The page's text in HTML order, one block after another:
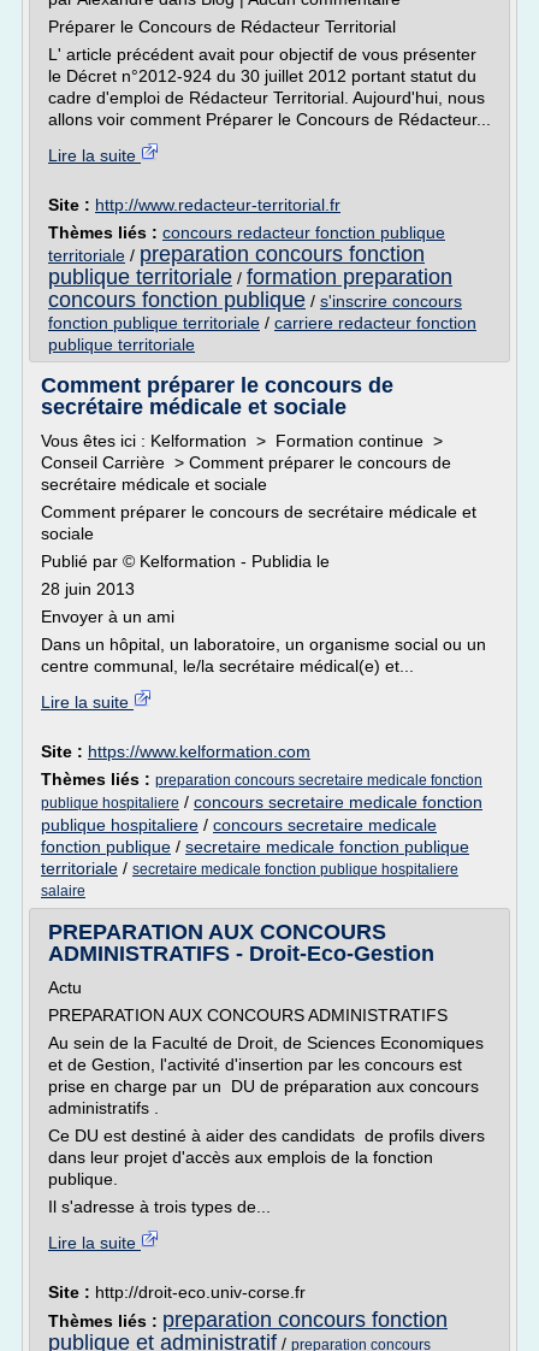
Préparer le Concours de Rédacteur Territorial
L' article précédent avait pour objectif de vous présenter
le Décret n°2012-924 du 30 juillet 2012 portant statut du
cadre d'emploi de Rédacteur Territorial. Aujourd'hui, nous
allons voir comment Préparer le Concours de Rédacteur...
Lire la suite
Site : http://www.redacteur-territorial.fr
Thèmes liés : concours redacteur fonction publique
territoriale / preparation concours fonction
publique territoriale / formation preparation
concours fonction publique / s'inscrire concours
fonction publique territoriale / carriere redacteur fonction
publique territoriale
Comment préparer le concours de
secrétaire médicale et sociale
Vous êtes ici : Kelformation > Formation continue >
Conseil Carrière > Comment préparer le concours de
secrétaire médicale et sociale
Comment préparer le concours de secrétaire médicale et
sociale
Publié par © Kelformation - Publidia le
28 juin 2013
Envoyer à un ami
Dans un hôpital, un laboratoire, un organisme social ou un
centre communal, le/la secrétaire médical(e) et...
Lire la suite
Site : https://www.kelformation.com
Thèmes liés : preparation concours secretaire medicale fonction
publique hospitaliere / concours secretaire medicale fonction
publique hospitaliere / concours secretaire medicale
fonction publique / secretaire medicale fonction publique
territoriale / secretaire medicale fonction publique hospitaliere
salaire
PREPARATION AUX CONCOURS
ADMINISTRATIFS - Droit-Eco-Gestion
Actu
PREPARATION AUX CONCOURS ADMINISTRATIFS
Au sein de la Faculté de Droit, de Sciences Economiques
et de Gestion, l'activité d'insertion par les concours est
prise en charge par un DU de préparation aux concours
administratifs .
Ce DU est destiné à aider des candidats de profils divers
dans leur projet d'accès aux emplois de la fonction
publique.
Il s'adresse à trois types de...
Lire la suite
Site : http://droit-eco.univ-corse.fr
Thèmes liés : preparation concours fonction
publique et administratif / preparation concours